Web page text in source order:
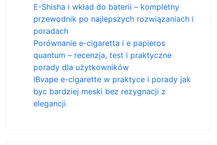
E-Shisha i wkład do baterii – kompletny
przewodnik po najlepszych rozwiązaniach i
poradach
Porównanie e-cigaretta i e papieros
quantum – recenzja, test i praktyczne
porady dla użytkowników
IBvape e-cigarette w praktyce i porady jak
byc bardziej meski bez rezygnacji z
elegancji